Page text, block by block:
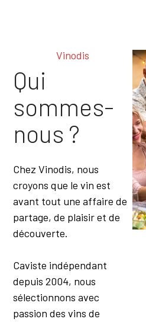
Vinodis
Qui
sommes-
nous ?
Chez Vinodis, nous
croyons que le vin est
avant tout une affaire de
partage, de plaisir et de
découverte.
Caviste indépendant
depuis 2004, nous
sélectionnons avec
passion des vins de